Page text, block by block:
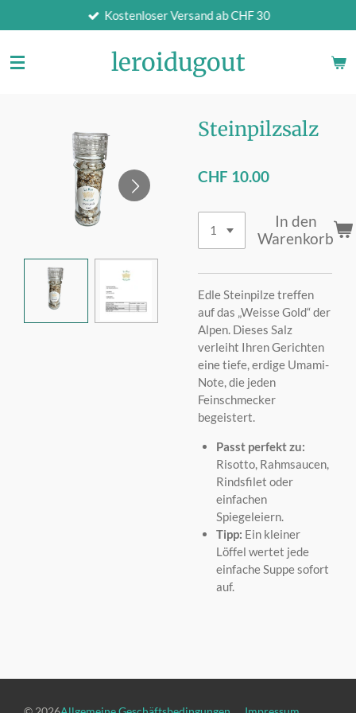
Hauptinhalt
Kostenloser Versand ab CHF 30
leroidugout
Steinpilzsalz
CHF 10.00
In den
Warenkorb
Edle Steinpilze treffen
auf das „Weisse Gold“ der
Alpen. Dieses Salz
verleiht Ihren Gerichten
eine tiefe, erdige Umami-
Note, die jeden
Feinschmecker
begeistert.
Passt perfekt zu:
Risotto, Rahmsaucen,
Rindsfilet oder
einfachen
Spiegeleiern.
Tipp: Ein kleiner
Löffel wertet jede
einfache Suppe sofort
auf.